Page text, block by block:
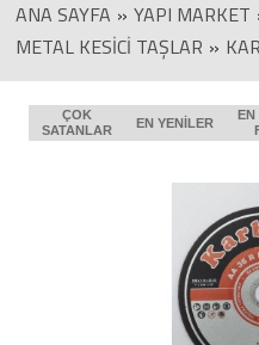
ANA SAYFA » YAPI MARKET
METAL KESICI TAŞLAR »
ÇOK
SATANLAR
EN YENILER
EN